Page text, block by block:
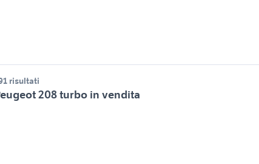
risultati
208 turbo in vendita